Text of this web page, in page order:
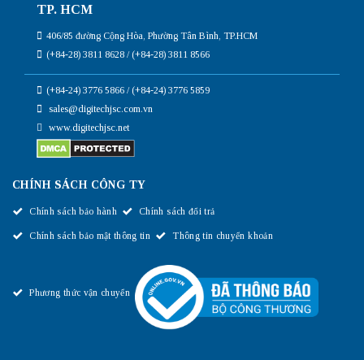
TP. HCM
406/85 đường Cộng Hòa, Phường Tân Bình, TP.HCM
(+84-28) 3811 8628 / (+84-28) 3811 8566
(+84-24) 3776 5866 / (+84-24) 3776 5859
sales@digitechjsc.com.vn
www.digitechjsc.net
CHÍNH SÁCH CÔNG TY
Chính sách bảo hành Chính sách đổi trả
Chính sách bảo mật thông tin Thông tin chuyển khoản
Phương thức vận chuyển